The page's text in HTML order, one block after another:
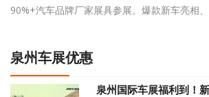
90%+汽车品牌厂家展具参展。爆款新车亮相
超跑云集、年度疯狂钜惠。超多精彩潮玩活动
泉州车展优惠
泉州国际车展福利到！